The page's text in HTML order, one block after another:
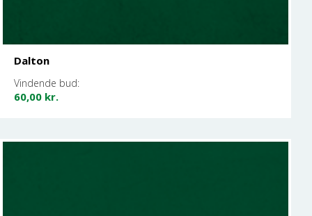
Dalton
Vindende bud:
60,00 kr.